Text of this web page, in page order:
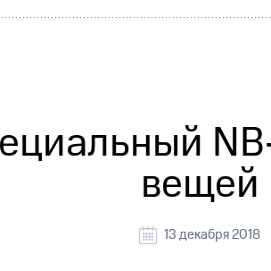
кабинет акционера
вещей
13 декабря 2018